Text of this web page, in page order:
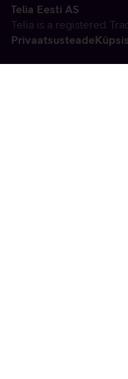
Telia Eesti AS
Telia is a registered
Privaatsusteade